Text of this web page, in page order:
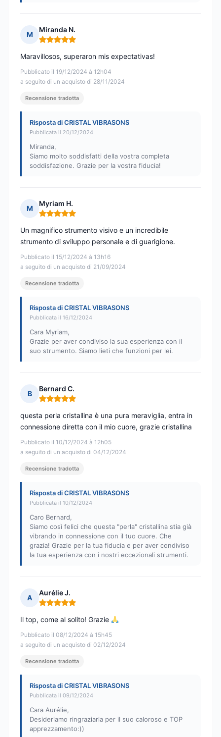
M
Miranda N.
Nota: 5 su 5
Pubblicato il 19/12/2024 à 12h04
a seguito di un acquisto di 28/11/2024
Maravillosos, superaron mis expectativas!
Recensione tradotta
Risposta di CRISTAL VIBRASONS
Pubblicata il 20/12/2024
Miranda,
Siamo molto soddisfatti della vostra completa
soddisfazione. Grazie per la vostra fiducia!
M
Myriam H.
Nota: 5 su 5
Pubblicato il 15/12/2024 à 13h16
a seguito di un acquisto di 21/09/2024
Un magnifico strumento visivo e un incredibile
strumento di sviluppo personale e di guarigione.
Recensione tradotta
Risposta di CRISTAL VIBRASONS
Pubblicata il 16/12/2024
Cara Myriam,
Grazie per aver condiviso la sua esperienza con il
suo strumento. Siamo lieti che funzioni per lei.
B
Bernard C.
Nota: 5 su 5
Pubblicato il 10/12/2024 à 12h05
a seguito di un acquisto di 04/12/2024
questa perla cristallina è una pura meraviglia, entra in
connessione diretta con il mio cuore, grazie cristallina
Recensione tradotta
Risposta di CRISTAL VIBRASONS
Pubblicata il 10/12/2024
Caro Bernard,
Siamo così felici che questa "perla" cristallina stia già
vibrando in connessione con il tuo cuore. Che
grazia! Grazie per la tua fiducia e per aver condiviso
la tua esperienza con i nostri eccezionali strumenti.
A
Aurélie J.
Nota: 5 su 5
Pubblicato il 08/12/2024 à 15h45
a seguito di un acquisto di 02/12/2024
Il top, come al solito! Grazie
Recensione tradotta
Risposta di CRISTAL VIBRASONS
Pubblicata il 09/12/2024
Cara Aurélie,
Desideriamo ringraziarla per il suo caloroso e TOP
apprezzamento:))